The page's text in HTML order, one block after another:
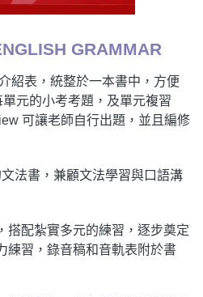
GRAMMAR
紹表，統整於一本書中，方便
元的小考考題，及單元複習
可讓老師自行出題，並且編修
法書，兼顧文法學習與口語溝
搭配紮實多元的練習，逐步奠定
練習，錄音稿和音軌表附於書